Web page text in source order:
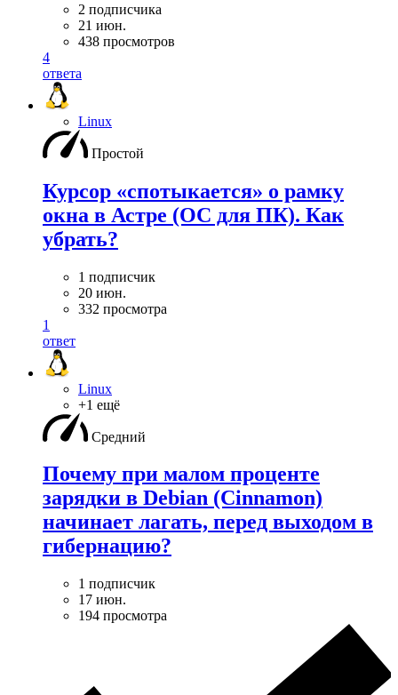
2 подписчика
21 июн.
438 просмотров
4
ответа
Linux
Простой
Курсор «спотыкается» о рамку
окна в Астре (ОС для ПК). Как
убрать?
1 подписчик
20 июн.
332 просмотра
1
ответ
Linux
+1 ещё
Средний
Почему при малом проценте
зарядки в Debian (Cinnamon)
начинает лагать, перед выходом в
гибернацию?
1 подписчик
17 июн.
194 просмотра